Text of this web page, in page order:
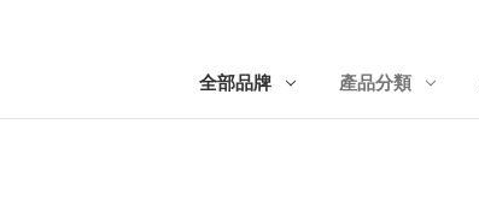
全部品牌 產品分類